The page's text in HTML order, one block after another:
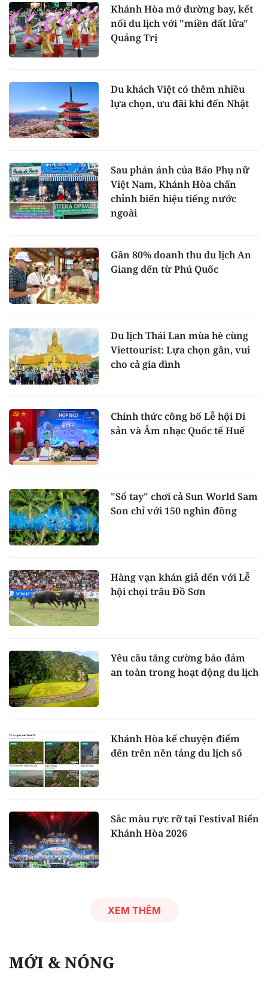
Khánh Hòa mở đường bay, kết
nối du lịch với "miền đất lửa"
Quảng Trị
Du khách Việt có thêm nhiều
lựa chọn, ưu đãi khi đến Nhật
Sau phản ánh của Báo Phụ nữ
Việt Nam, Khánh Hòa chấn
chỉnh biển hiệu tiếng nước
ngoài
Gần 80% doanh thu du lịch An
Giang đến từ Phú Quốc
Du lịch Thái Lan mùa hè cùng
Viettourist: Lựa chọn gần, vui
cho cả gia đình
Chính thức công bố Lễ hội Di
sản và Âm nhạc Quốc tế Huế
"Sổ tay" chơi cả Sun World Sam
Son chỉ với 150 nghìn đồng
Hàng vạn khán giả đến với Lễ
hội chọi trâu Đồ Sơn
Yêu cầu tăng cường bảo đảm
an toàn trong hoạt động du lịch
Khánh Hòa kể chuyện điểm
đến trên nền tảng du lịch số
Sắc màu rực rỡ tại Festival Biển
Khánh Hòa 2026
XEM THÊM
MỚI & NÓNG